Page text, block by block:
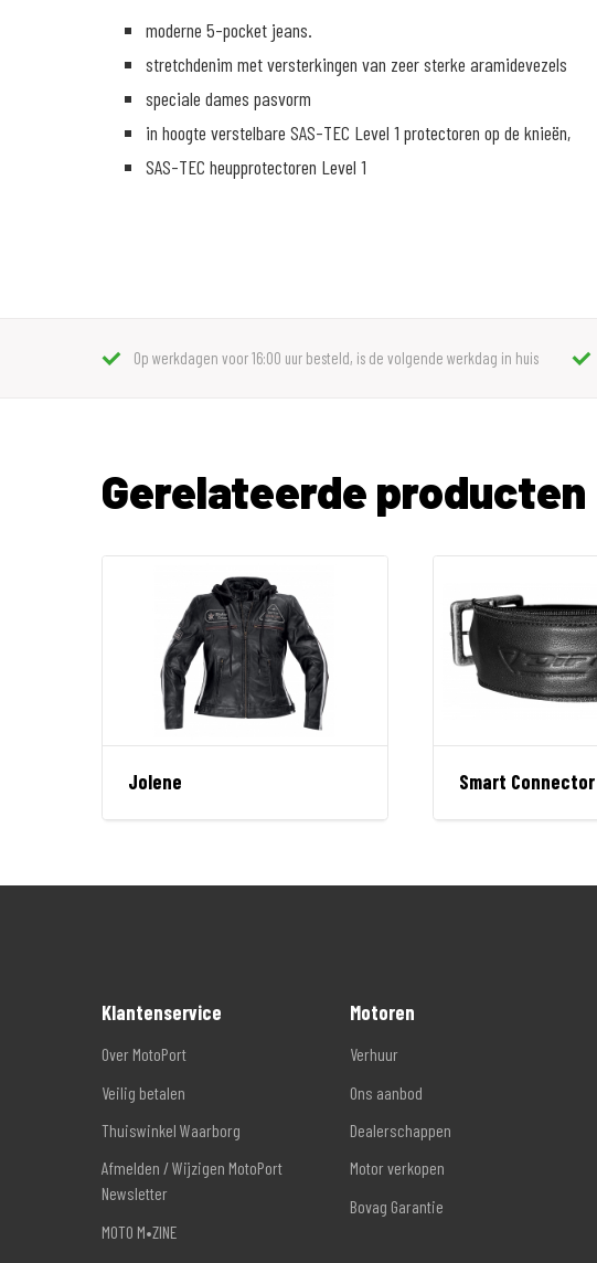
moderne 5-pocket jeans.
stretchdenim met versterkingen van zeer sterke aramidevezels
speciale dames pasvorm
in hoogte verstelbare SAS-TEC Level 1 protectoren op de knieën,
SAS-TEC heupprotectoren Level 1
Op werkdagen voor 16:00 uur besteld, is de volgende werkdag in huis
Gerelateerde producten
Jolene Smart Connector
Klantenservice
Over MotoPort
Veilig betalen
Thuiswinkel Waarborg
Afmelden / Wijzigen MotoPort
Newsletter
MOTO M•ZINE
Motoren
Verhuur
Ons aanbod
Dealerschappen
Motor verkopen
Bovag Garantie